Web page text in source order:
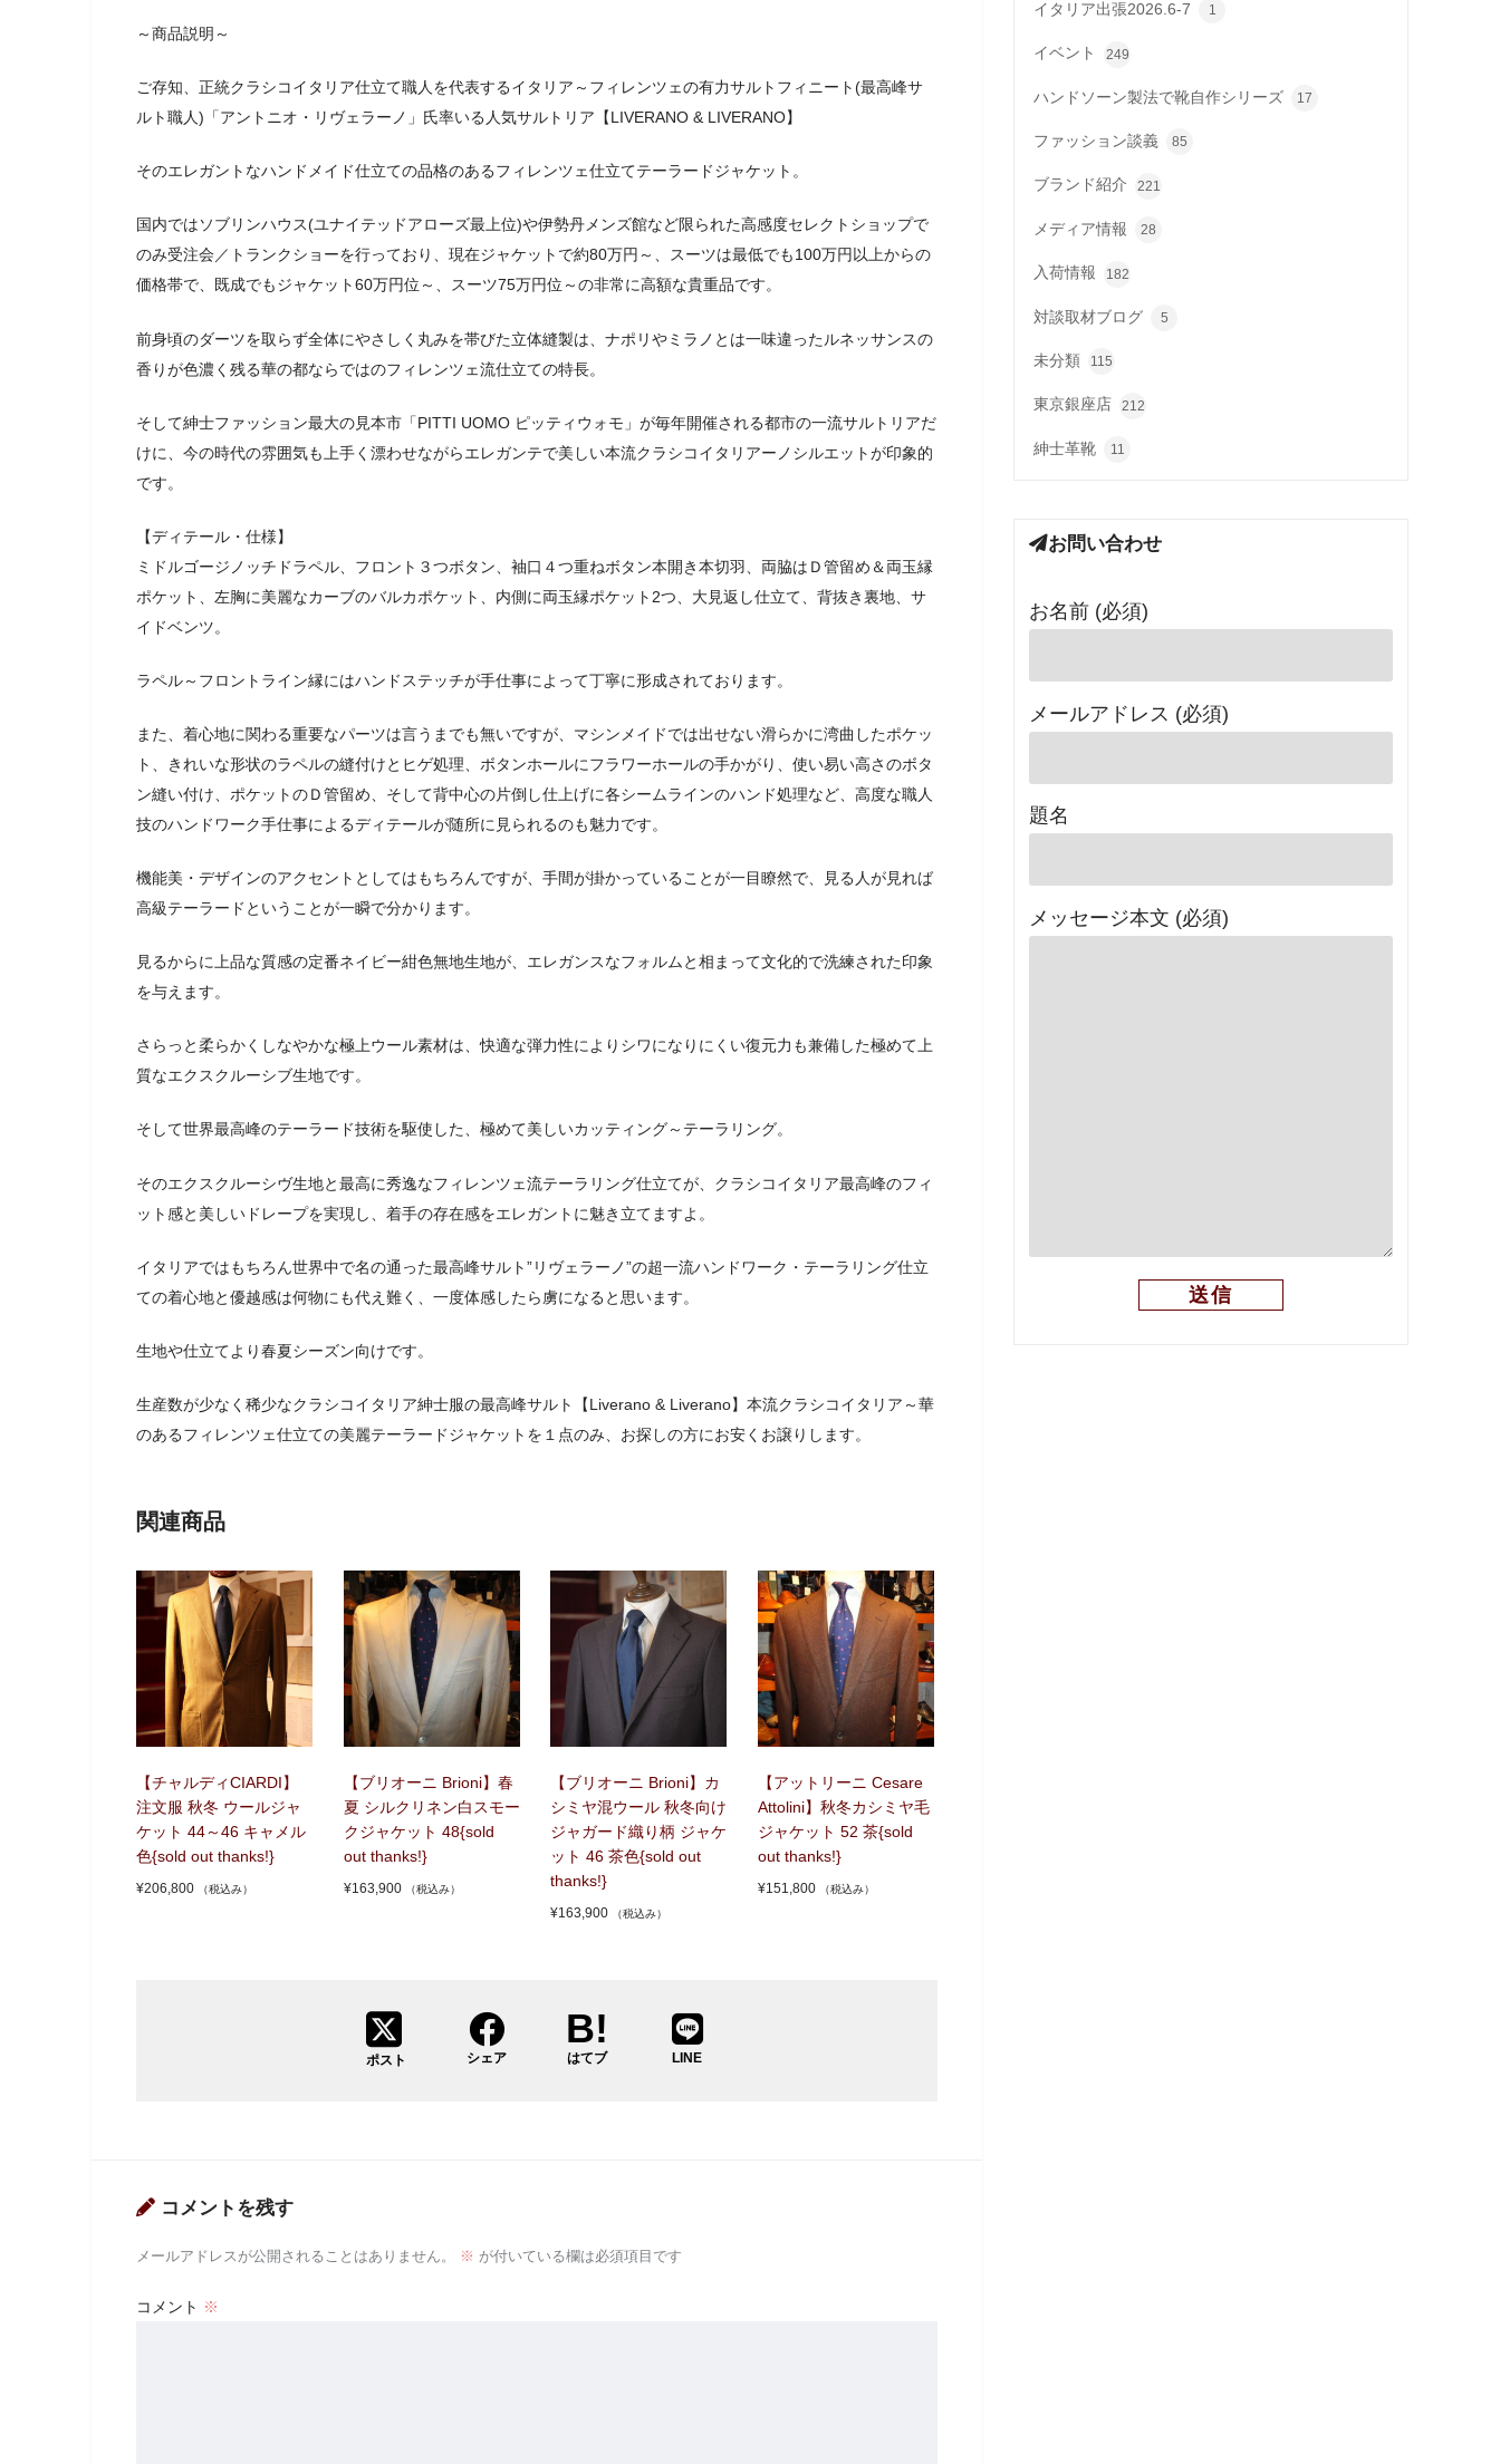
～商品説明～
ご存知、正統クラシコイタリア仕立て職人を代表するイタリア～フィレンツェの有力サルトフィニート(最高峰サ
ルト職人)「アントニオ・リヴェラーノ」氏率いる人気サルトリア【LIVERANO & LIVERANO】
そのエレガントなハンドメイド仕立ての品格のあるフィレンツェ仕立てテーラードジャケット。
国内ではソブリンハウス(ユナイテッドアローズ最上位)や伊勢丹メンズ館など限られた高感度セレクトショップで
のみ受注会／トランクショーを行っており、現在ジャケットで約80万円～、スーツは最低でも100万円以上からの
価格帯で、既成でもジャケット60万円位～、スーツ75万円位～の非常に高額な貴重品です。
前身頃のダーツを取らず全体にやさしく丸みを帯びた立体縫製は、ナポリやミラノとは一味違ったルネッサンスの
香りが色濃く残る華の都ならではのフィレンツェ流仕立ての特長。
そして紳士ファッション最大の見本市「PITTI UOMO ピッティウォモ」が毎年開催される都市の一流サルトリアだ
けに、今の時代の雰囲気も上手く漂わせながらエレガンテで美しい本流クラシコイタリアーノシルエットが印象的
です。
【ディテール・仕様】
ミドルゴージノッチドラペル、フロント３つボタン、袖口４つ重ねボタン本開き本切羽、両脇はＤ管留め＆両玉縁
ポケット、左胸に美麗なカーブのバルカポケット、内側に両玉縁ポケット2つ、大見返し仕立て、背抜き裏地、サ
イドベンツ。
ラペル～フロントライン縁にはハンドステッチが手仕事によって丁寧に形成されております。
また、着心地に関わる重要なパーツは言うまでも無いですが、マシンメイドでは出せない滑らかに湾曲したポケッ
ト、きれいな形状のラペルの縫付けとヒゲ処理、ボタンホールにフラワーホールの手かがり、使い易い高さのボタ
ン縫い付け、ポケットのＤ管留め、そして背中心の片倒し仕上げに各シームラインのハンド処理など、高度な職人
技のハンドワーク手仕事によるディテールが随所に見られるのも魅力です。
機能美・デザインのアクセントとしてはもちろんですが、手間が掛かっていることが一目瞭然で、見る人が見れば
高級テーラードということが一瞬で分かります。
見るからに上品な質感の定番ネイビー紺色無地生地が、エレガンスなフォルムと相まって文化的で洗練された印象
を与えます。
さらっと柔らかくしなやかな極上ウール素材は、快適な弾力性によりシワになりにくい復元力も兼備した極めて上
質なエクスクルーシブ生地です。
そして世界最高峰のテーラード技術を駆使した、極めて美しいカッティング～テーラリング。
そのエクスクルーシヴ生地と最高に秀逸なフィレンツェ流テーラリング仕立てが、クラシコイタリア最高峰のフィ
ット感と美しいドレープを実現し、着手の存在感をエレガントに魅き立てますよ。
イタリアではもちろん世界中で名の通った最高峰サルト”リヴェラーノ”の超一流ハンドワーク・テーラリング仕立
ての着心地と優越感は何物にも代え難く、一度体感したら虜になると思います。
生地や仕立てより春夏シーズン向けです。
生産数が少なく稀少なクラシコイタリア紳士服の最高峰サルト【Liverano & Liverano】本流クラシコイタリア～華
のあるフィレンツェ仕立ての美麗テーラードジャケットを１点のみ、お探しの方にお安くお譲りします。
関連商品
【チャルディCIARDI】
注文服 秋冬 ウールジャ
ケット 44～46 キャメル
色{sold out thanks!}
¥206,800 （税込み）
【ブリオーニ Brioni】春
夏 シルクリネン白スモー
クジャケット 48{sold
out thanks!}
¥163,900 （税込み）
【ブリオーニ Brioni】カ
シミヤ混ウール 秋冬向け
ジャガード織り柄 ジャケ
ット 46 茶色{sold out
thanks!}
¥163,900 （税込み）
【アットリーニ Cesare
Attolini】秋冬カシミヤ毛
ジャケット 52 茶{sold
out thanks!}
¥151,800 （税込み）
ポスト シェア はてブ LINE
コメントを残す
メールアドレスが公開されることはありません。 ※ が付いている欄は必須項目です
コメント ※
イタリア出張2026.6-7 1
イベント 249
ハンドソーン製法で靴自作シリーズ 17
ファッション談義 85
ブランド紹介 221
メディア情報 28
入荷情報 182
対談取材ブログ 5
未分類 115
東京銀座店 212
紳士革靴 11
お問い合わせ
お名前 (必須)
メールアドレス (必須)
題名
メッセージ本文 (必須)